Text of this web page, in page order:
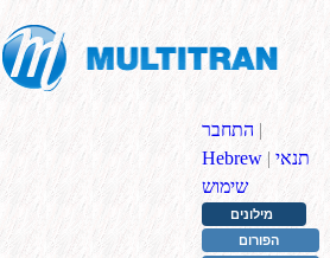
התחבר |
Hebrew | תנאי
שימוש
מילונים
הפורום